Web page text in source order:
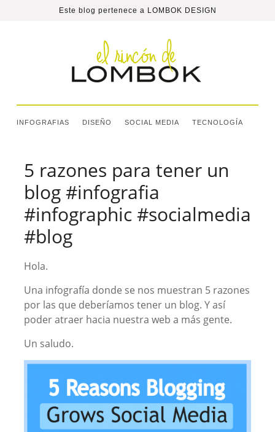
Este blog pertenece a LOMBOK DESIGN
INFOGRAFIAS DISEÑO SOCIAL MEDIA TECNOLOGÍA
5 razones para tener un
blog #infografia
#infographic #socialmedia
#blog
Hola.
Una infografía donde se nos muestran 5 razones
por las que deberíamos tener un blog. Y así
poder atraer hacia nuestra web a más gente.
Un saludo.